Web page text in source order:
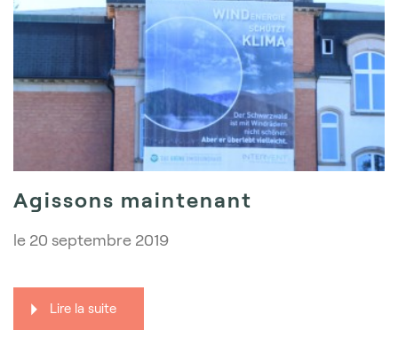
Agissons maintenant
le 20 septembre 2019
Lire la suite